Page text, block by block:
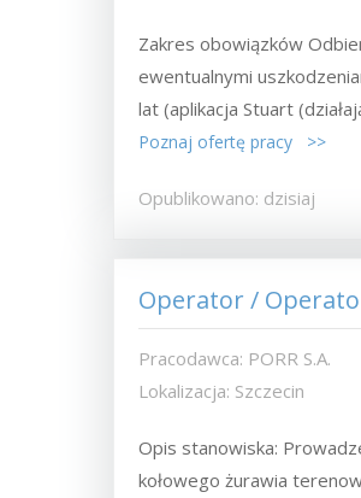
Zakres obowiązków
ewentualnymi
lat (aplikacja Stuart
Poznaj ofertę pracy >>
Opublikowano: dzisiaj
Operator /
Pracodawca: PORR S.A.
Lokalizacja: Szczecin
Opis stanowiska:
kołowego żurawia